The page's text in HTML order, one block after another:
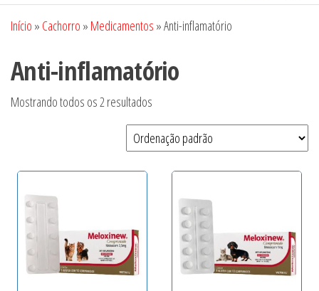
Início » Cachorro » Medicamentos »Anti-inflamatório
Anti-inflamatório
Mostrando todos os 2 resultados